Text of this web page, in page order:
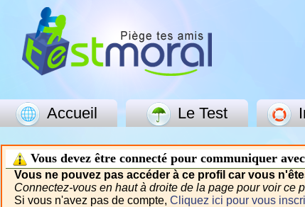
Accueil Le Test
Vous devez être connecté pour communiquer
Vous ne pouvez pas accéder à ce profil car vous
Connectez-vous en haut à droite de la page pour voir ce
Si vous n'avez pas de compte, Cliquez ici pour vous